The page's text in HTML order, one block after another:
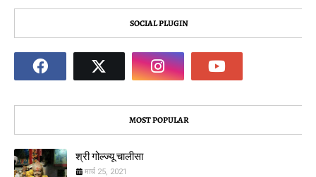
SOCIAL PLUGIN
MOST POPULAR
श्री गोल्ज्यू चालीसा
मार्च 25, 2021